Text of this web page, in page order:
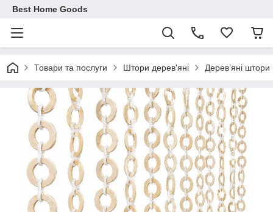
Best Home Goods
Товари та послуги Штори дерев'яні Дерев’яні